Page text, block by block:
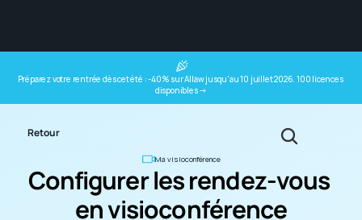
Préparez votre rentrée dès cet été : -40% sur Allaw jusqu'au 10 juillet 2026. 100 licences
disponibles →
Retour
Ma visioconférence
Configurer les rendez-vous
en visioconférence